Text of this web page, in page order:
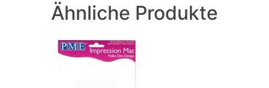
Ähnliche Produkte